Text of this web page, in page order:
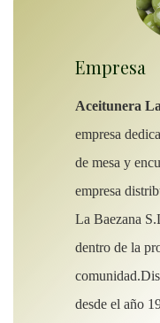
Empresa
Aceitunera
empresa
de mesa y
empresa
La Baezana
dentro de la
desde el año